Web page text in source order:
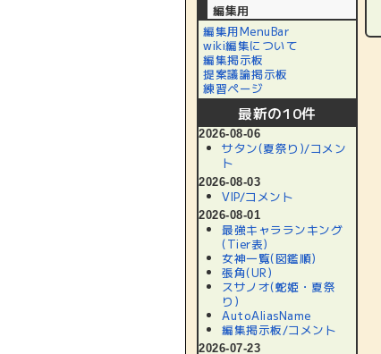
編集用
編集用MenuBar
wiki編集について
編集掲示板
提案議論掲示板
練習ページ
最新の10件
2026-08-06
サタン(夏祭り)/コメン
ト
2026-08-03
VIP/コメント
2026-08-01
最強キャラランキング
(Tier表)
女神一覧(図鑑順)
張角(UR)
スサノオ(蛇姫・夏祭
り)
AutoAliasName
編集掲示板/コメント
2026-07-23